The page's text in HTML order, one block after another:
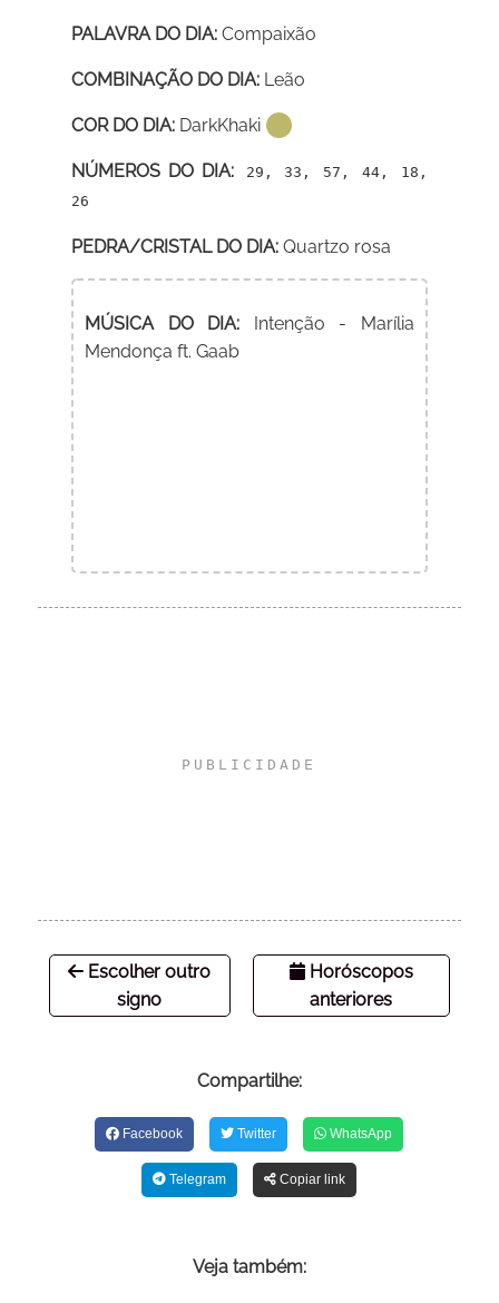
PALAVRA DO DIA: Compaixão
COMBINAÇÃO DO DIA: Leão
COR DO DIA: DarkKhaki
NÚMEROS DO DIA:29, 33, 57, 44, 18,
26
PEDRA/CRISTAL DO DIA: Quartzo rosa
MÚSICA DO DIA: Intenção - Marília
Mendonça ft. Gaab
Escolher outro
signo
Horóscopos
anteriores
Compartilhe:
Facebook Twitter WhatsApp
Telegram Copiar link
Veja também: